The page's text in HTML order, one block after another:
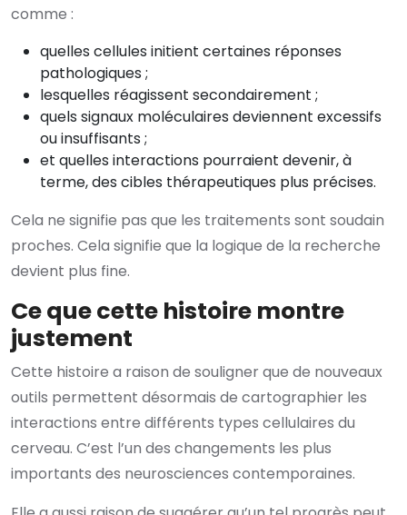
comme :
quelles cellules initient certaines réponses
pathologiques ;
lesquelles réagissent secondairement ;
quels signaux moléculaires deviennent excessifs
ou insuffisants ;
et quelles interactions pourraient devenir, à
terme, des cibles thérapeutiques plus précises.
Cela ne signifie pas que les traitements sont soudain
proches. Cela signifie que la logique de la recherche
devient plus fine.
Ce que cette histoire montre
justement
Cette histoire a raison de souligner que de nouveaux
outils permettent désormais de cartographier les
interactions entre différents types cellulaires du
cerveau. C’est l’un des changements les plus
importants des neurosciences contemporaines.